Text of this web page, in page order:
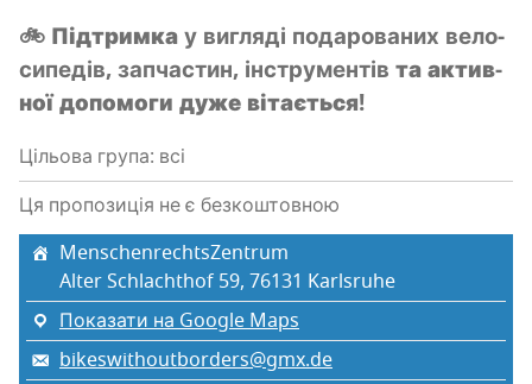
🚲 Під­трим­кау вигля­ді пода­ро­ва­них вело­
си­пе­дів, зап­ча­стин, інстру­мен­тів та актив­
ної допо­мо­ги дуже вітається!
Цільова група: всі
Ця пропозиція не є безкоштовною
MenschenrechtsZentrum
Alter Schlachthof 59, 76131 Karlsruhe
Показати на Google Maps
bikeswithoutborders@gmx.de